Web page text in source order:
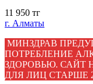
11 950 тг
г. Алматы
МИНЗДРАВ
ПОТРЕБЛЕНИЕ
ЗДОРОВЬЮ. САЙТ
ДЛЯ ЛИЦ СТАРШЕ